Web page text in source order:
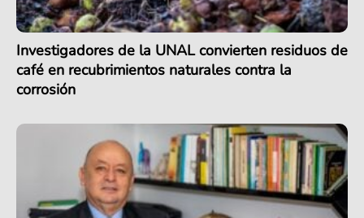
Investigadores de la UNAL convierten residuos de
café en recubrimientos naturales contra la
corrosión